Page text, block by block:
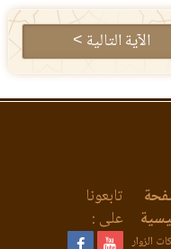
الآية التالية >
الزوار
تابعونا
على :